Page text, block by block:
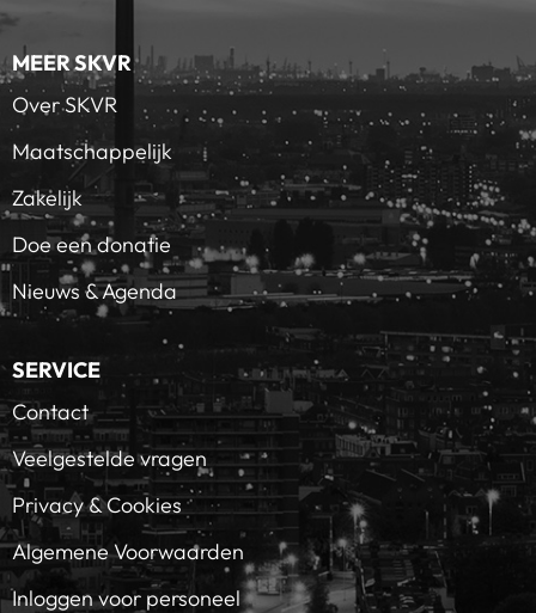
MEER SKVR
Over SKVR
Maatschappelijk
Zakelijk
Doe een donatie
Nieuws & Agenda
SERVICE
Contact
Veelgestelde vragen
Privacy & Cookies
Algemene Voorwaarden
Inloggen voor personeel